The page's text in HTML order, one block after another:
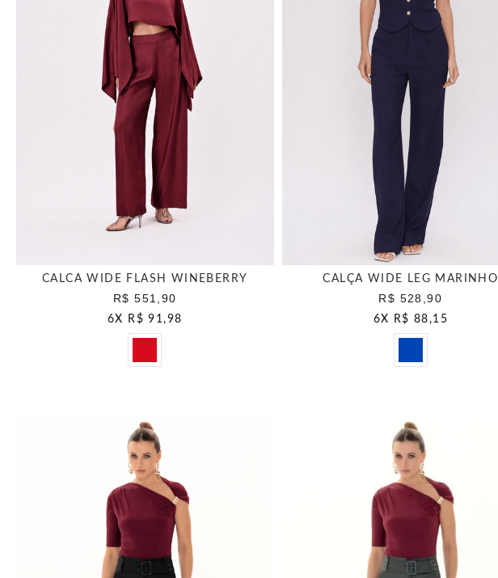
CALCA WIDE FLASH WINEBERRY
R$ 551,90
6X R$ 91,98
CALÇA WIDE LEG MARINHO
R$ 528,90
6X R$ 88,15